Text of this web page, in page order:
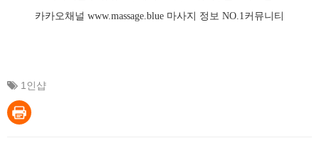
카카오채널 www.massage.blue 마사지 정보 NO.1커뮤니티
1인샵